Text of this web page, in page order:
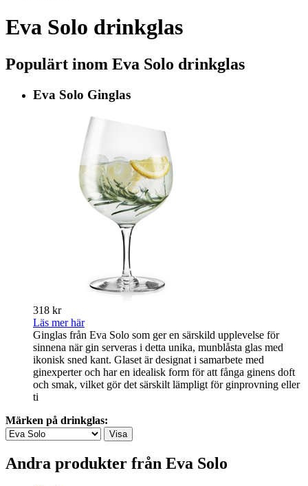
Eva Solo drinkglas
Populärt inom Eva Solo drinkglas
Eva Solo Ginglas
318 kr
Läs mer här
Ginglas från Eva Solo som ger en särskild upplevelse för
sinnena när gin serveras i detta unika, munblåsta glas med
ikonisk sned kant. Glaset är designat i samarbete med
ginexperter och har en idealisk form för att fånga ginens doft
och smak, vilket gör det särskilt lämpligt för ginprovning eller
ti
Märken på drinkglas:
Andra produkter från Eva Solo